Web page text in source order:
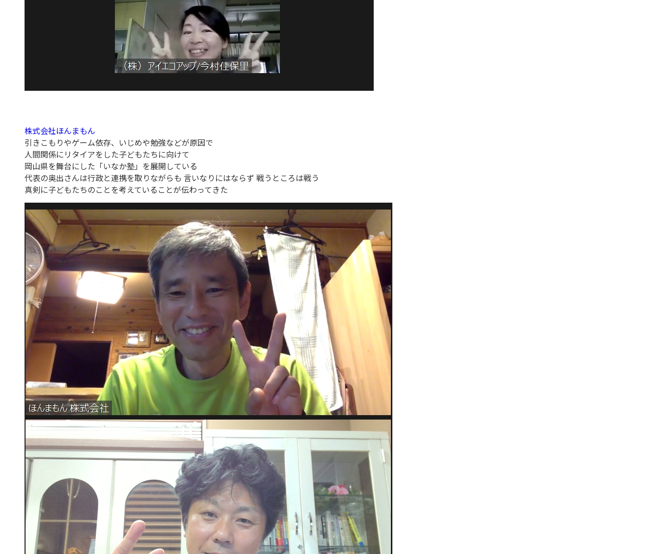
株式会社ほんまもん
引きこもりやゲーム依存、いじめや勉強などが原因で
人間関係にリタイアをした子どもたちに向けて
岡山県を舞台にした「いなか塾」を展開している
代表の奥出さんは行政と連携を取りながらも 言いなりにはならず 戦うところは戦う
真剣に子どもたちのことを考えていることが伝わってきた